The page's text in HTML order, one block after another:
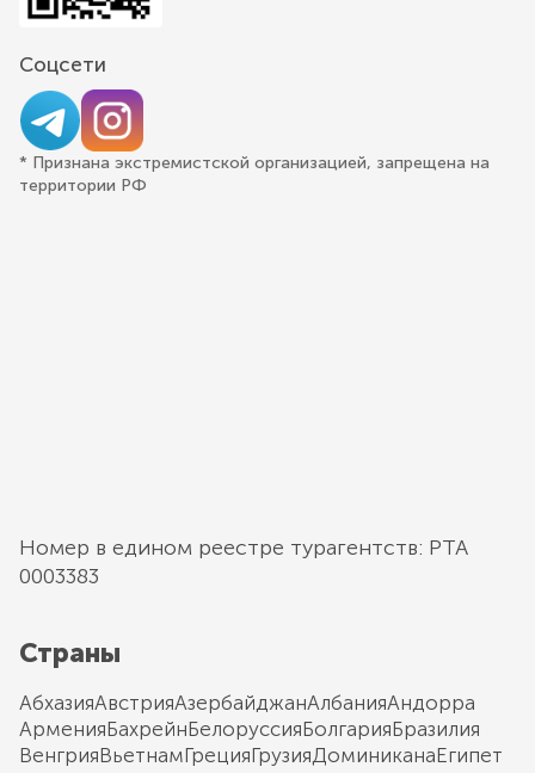
Соцсети
* Признана экстремистской организацией, запрещена на
территории РФ
Номер в едином реестре турагентств: РТА
0003383
Страны
АбхазияАвстрияАзербайджанАлбанияАндорра
АрменияБахрейнБелоруссияБолгарияБразилия
ВенгрияВьетнамГрецияГрузияДоминиканаЕгипет